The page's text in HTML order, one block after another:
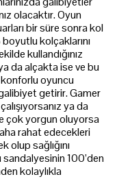
olacaktır. Oyun
bir süre sonra kol
kolçaklarını
kullandığınız
da alçakta ise ve bu
oyuncu
getirir. Gamer
ya da
çok yorgun oluyorsa
rahat edecekleri
sağlığını
100’den
kolaylıkla